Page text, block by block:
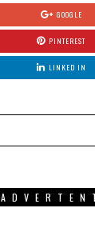
GOOGLE
PINTEREST
LINKED IN